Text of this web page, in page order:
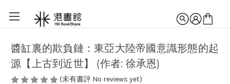
醬缸裏的欺負鏈：東亞大陸帝國意識形態的起
源【上古到近世】 (作者: 徐承恩)
(未有書評 No reviews yet)